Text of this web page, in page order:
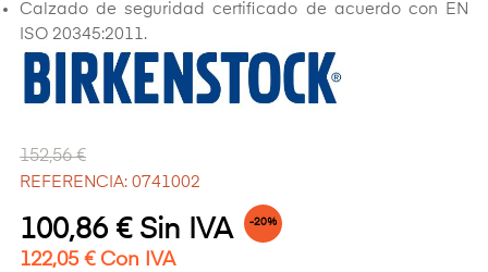
Calzado de seguridad certificado de acuerdo con EN
ISO 20345:2011.
152,56 €
REFERENCIA: 0741002
100,86 € Sin IVA -20%
122,05 € Con IVA